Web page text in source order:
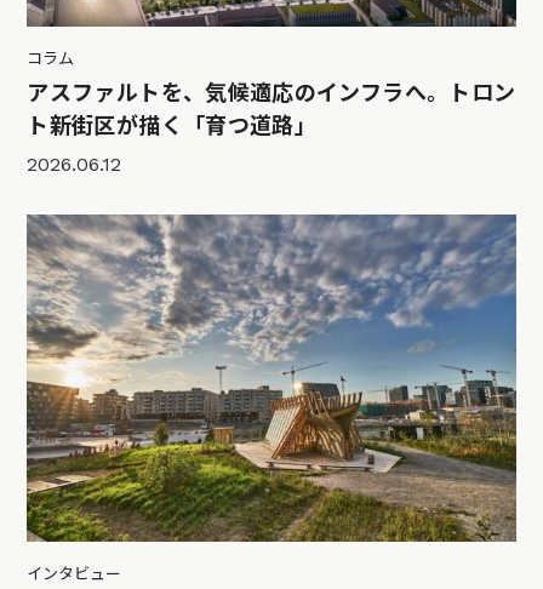
コラム
アスファルトを、気候適応のインフラへ。トロン
ト新街区が描く「育つ道路」
2026.06.12
インタビュー